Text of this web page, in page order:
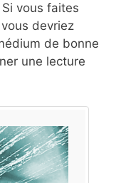
vous faites
devriez
de bonne
une lecture